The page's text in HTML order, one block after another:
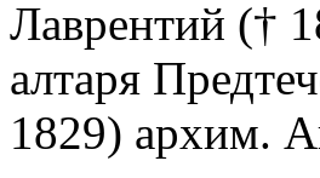
Лаврентий (†
алтаря
1829) архим.